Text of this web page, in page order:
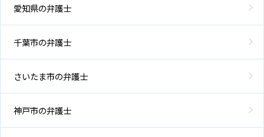
愛知県の弁護士
千葉市の弁護士
さいたま市の弁護士
神戸市の弁護士